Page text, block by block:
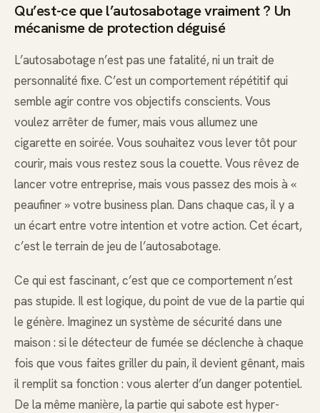
Qu’est-ce que l’autosabotage vraiment ? Un
mécanisme de protection déguisé
L’autosabotage n’est pas une fatalité, ni un trait de
personnalité fixe. C’est un comportement répétitif qui
semble agir contre vos objectifs conscients. Vous
voulez arrêter de fumer, mais vous allumez une
cigarette en soirée. Vous souhaitez vous lever tôt pour
courir, mais vous restez sous la couette. Vous rêvez de
lancer votre entreprise, mais vous passez des mois à «
peaufiner » votre business plan. Dans chaque cas, il y a
un écart entre votre intention et votre action. Cet écart,
c’est le terrain de jeu de l’autosabotage.
Ce qui est fascinant, c’est que ce comportement n’est
pas stupide. Il est logique, du point de vue de la partie qui
le génère. Imaginez un système de sécurité dans une
maison : si le détecteur de fumée se déclenche à chaque
fois que vous faites griller du pain, il devient gênant, mais
il remplit sa fonction : vous alerter d’un danger potentiel.
De la même manière, la partie qui sabote est hyper-